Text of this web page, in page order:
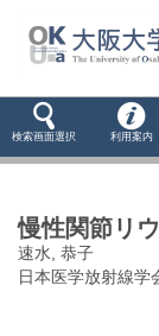
検索画面選択 利用案内
慢性関節リ
速水, 恭子
日本医学放射線